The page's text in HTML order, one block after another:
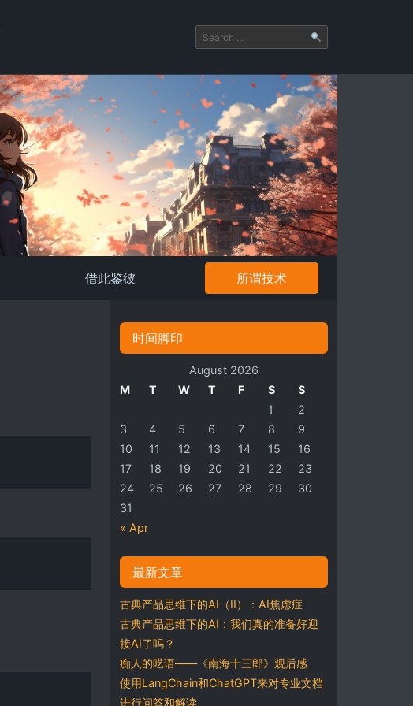
借此鉴彼 所谓技术
时间脚印
August 2026
M
T W T F S S
« Apr
1
2
3
4 5 6 7 8
9
10
11 12 13 14 15
16
17
18 19 20 21 22
23
24
25 26 27 28 29
30
31
最新文章
古典产品思维下的AI（II）：AI焦虑症
古典产品思维下的AI：我们真的准备好迎
接AI了吗？
痴人的呓语——《南海十三郎》观后感
使用LangChain和ChatGPT来对专业文档
进行问答和解读